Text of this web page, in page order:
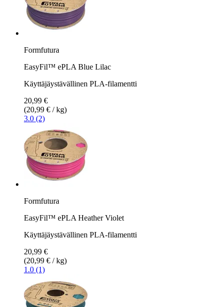
Formfutura
EasyFil™ ePLA Blue Lilac
Käyttäjäystävällinen PLA-filamentti
20,99 €
(20,99 € / kg)
3.0 (2)
Formfutura
EasyFil™ ePLA Heather Violet
Käyttäjäystävällinen PLA-filamentti
20,99 €
(20,99 € / kg)
1.0 (1)